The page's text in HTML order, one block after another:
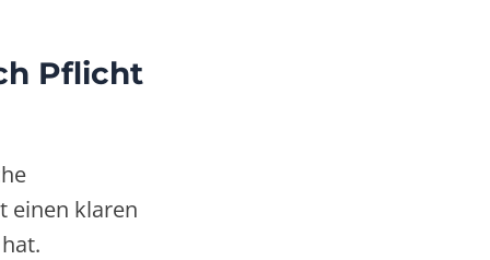
Pflicht
einen klaren